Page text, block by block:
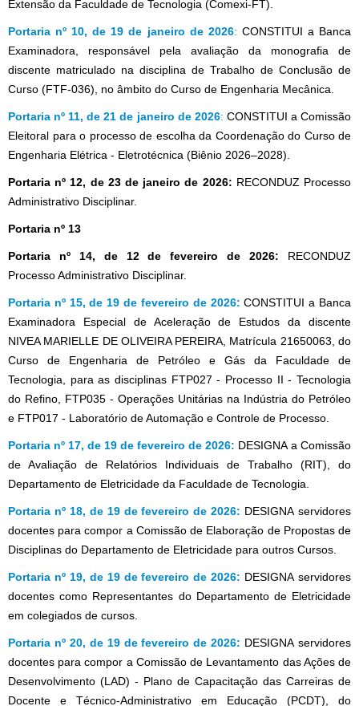
Extensão da Faculdade de Tecnologia (Comexi-FT).
Portaria nº 10, de 19 de janeiro de 2026: CONSTITUI a Banca
Examinadora, responsável pela avaliação da monografia de
discente matriculado na disciplina de Trabalho de Conclusão de
Curso (FTF-036), no âmbito do Curso de Engenharia Mecânica.
Portaria nº 11, de 21 de janeiro de 2026: CONSTITUI a Comissão
Eleitoral para o processo de escolha da Coordenação do Curso de
Engenharia Elétrica - Eletrotécnica (Biênio 2026–2028).
Portaria nº 12, de 23 de janeiro de 2026: RECONDUZ Processo
Administrativo Disciplinar.
Portaria nº 13
Portaria nº 14, de 12 de fevereiro de 2026: RECONDUZ
Processo Administrativo Disciplinar.
Portaria nº 15, de 19 de fevereiro de 2026: CONSTITUI a Banca
Examinadora Especial de Aceleração de Estudos da discente
NIVEA MARIELLE DE OLIVEIRA PEREIRA, Matrícula 21650063, do
Curso de Engenharia de Petróleo e Gás da Faculdade de
Tecnologia, para as disciplinas FTP027 - Processo II - Tecnologia
do Refino, FTP035 - Operações Unitárias na Indústria do Petróleo
e FTP017 - Laboratório de Automação e Controle de Processo.
Portaria nº 17, de 19 de fevereiro de 2026: DESIGNA a Comissão
de Avaliação de Relatórios Individuais de Trabalho (RIT), do
Departamento de Eletricidade da Faculdade de Tecnologia.
Portaria nº 18, de 19 de fevereiro de 2026: DESIGNA servidores
docentes para compor a Comissão de Elaboração de Propostas de
Disciplinas do Departamento de Eletricidade para outros Cursos.
Portaria nº 19, de 19 de fevereiro de 2026: DESIGNA servidores
docentes como Representantes do Departamento de Eletricidade
em colegiados de cursos.
Portaria nº 20, de 19 de fevereiro de 2026: DESIGNA servidores
docentes para compor a Comissão de Levantamento das Ações de
Desenvolvimento (LAD) - Plano de Capacitação das Carreiras de
Docente e Técnico-Administrativo em Educação (PCDT), do